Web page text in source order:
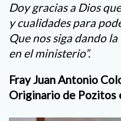
Doy gracias a Dios
y cualidades para
Que nos siga dando
en el ministerio”.
Fray Juan Antonio
Originario de Pozitos